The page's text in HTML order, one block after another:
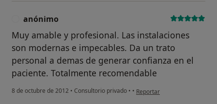
anónimo
Muy amable y profesional. Las instalaciones
son modernas e impecables. Da un trato
personal a demas de generar confianza en el
paciente. Totalmente recomendable
8 de octubre de 2012 • Consultorio privado • • en opinión del usuario
Reportar